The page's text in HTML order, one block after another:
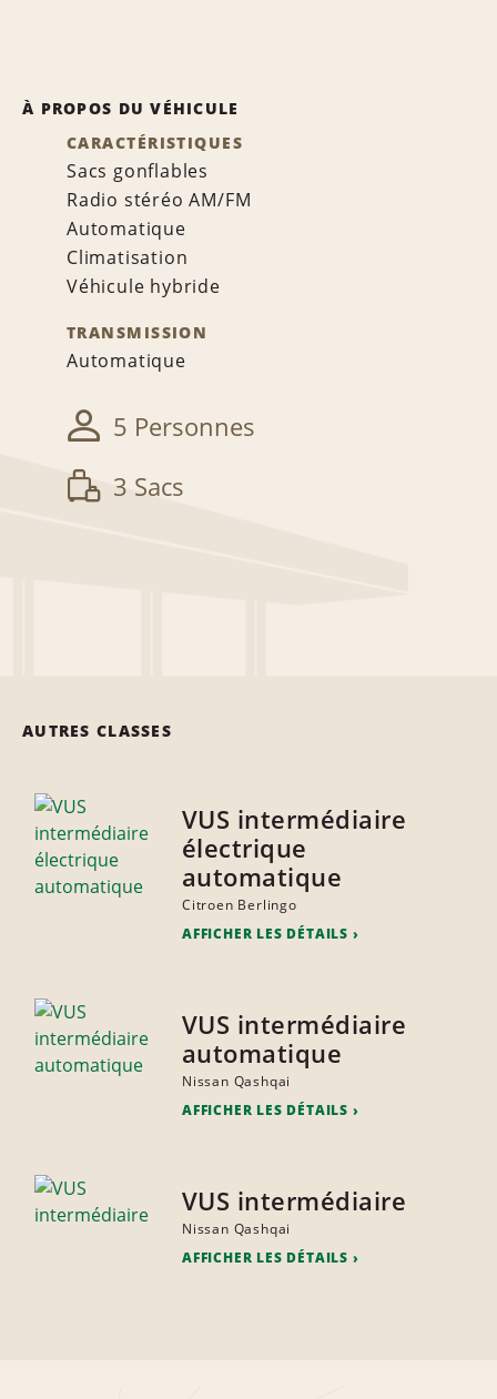
À PROPOS DU VÉHICULE
CARACTÉRISTIQUES
Sacs gonflables
Radio stéréo AM/FM
Automatique
Climatisation
Véhicule hybride
TRANSMISSION
Automatique
5 Personnes
3 Sacs
AUTRES CLASSES
VUS intermédiaire
électrique
automatique
Citroen Berlingo
AFFICHER LES DÉTAILS
VUS intermédiaire
automatique
Nissan Qashqai
AFFICHER LES DÉTAILS
VUS intermédiaire
Nissan Qashqai
AFFICHER LES DÉTAILS